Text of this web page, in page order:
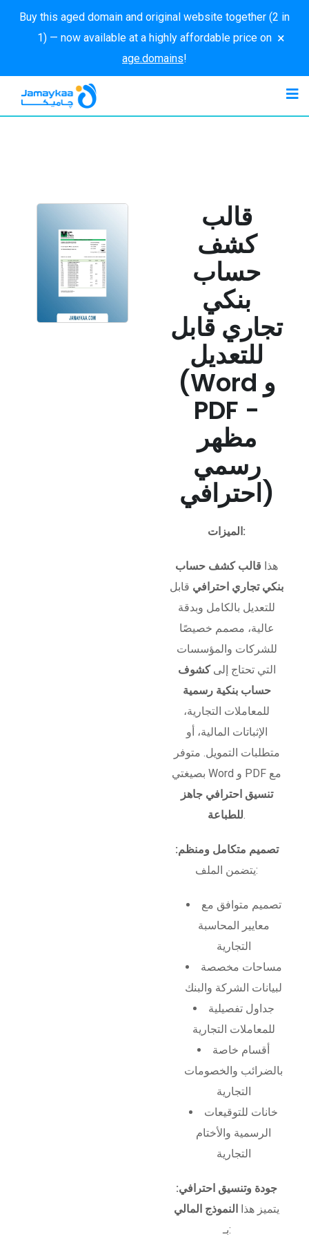
Buy this aged domain and original website together (2 in
1) — now available at a highly affordable price on
age.domains!
×
قالب
كشف
حساب
بنكي
تجاري قابل
للتعديل
(Word و
PDF -
مظهر
رسمي
احترافي)
الميزات:
هذا قالب كشف حساب
بنكي تجاري احترافي قابل
للتعديل بالكامل وبدقة
عالية، مصمم خصيصًا
للشركات والمؤسسات
التي تحتاج إلىكشوف
حساب بنكية رسمية
للمعاملات التجارية،
الإثباتات المالية، أو
متطلبات التمويل. متوفر
بصيغتي Word و PDF مع
تنسيق احترافي جاهز
للطباعة.
تصميم متكامل ومنظم:
يتضمن الملف:
تصميم متوافق مع
معايير المحاسبة
التجارية
مساحات مخصصة
لبيانات الشركة والبنك
جداول تفصيلية
للمعاملات التجارية
أقسام خاصة
بالضرائب والخصومات
التجارية
خانات للتوقيعات
الرسمية والأختام
التجارية
جودة وتنسيق احترافي:
يتميز هذا
النموذج المالي
بـ: